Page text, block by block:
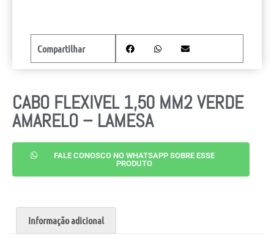
CABO FLEXIVEL 1,50 MM2 VERDE
AMARELO – LAMESA
FALE CONOSCO NO WHATSAPP SOBRE ESSE
PRODUTO
Compartilhar
Informação adicional